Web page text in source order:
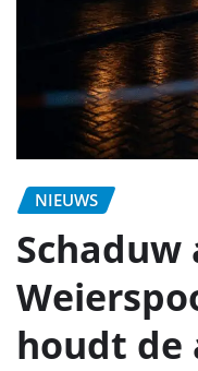
NIEUWS
Schaduw
houdt de